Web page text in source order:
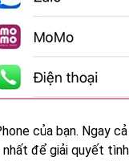
của bạn. Ngay
để giải quyết